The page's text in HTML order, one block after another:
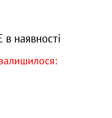
в наявності